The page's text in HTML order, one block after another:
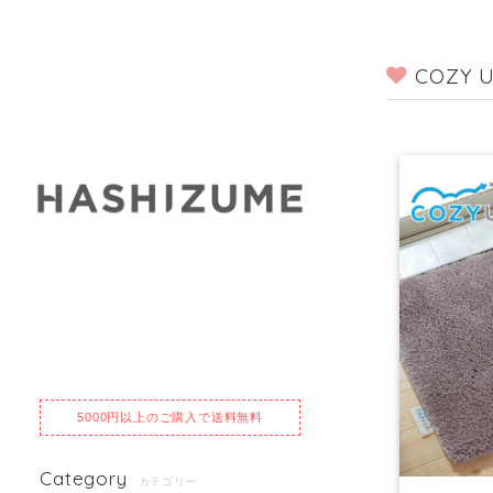
5000円以上のご購入で送料無料
Category カテゴリー
COZY